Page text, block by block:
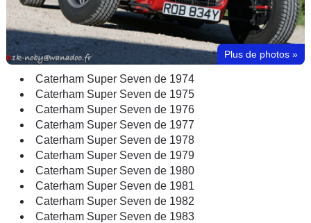
Plus de photos »
Caterham Super Seven de 1974
Caterham Super Seven de 1975
Caterham Super Seven de 1976
Caterham Super Seven de 1977
Caterham Super Seven de 1978
Caterham Super Seven de 1979
Caterham Super Seven de 1980
Caterham Super Seven de 1981
Caterham Super Seven de 1982
Caterham Super Seven de 1983